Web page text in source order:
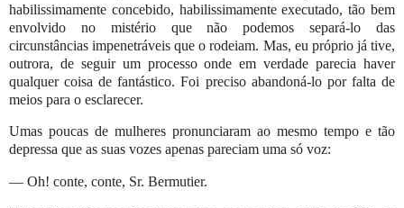
habilissimamente concebido, habilissimamente executado, tão bem
envolvido no mistério que não podemos separá-lo das
circunstâncias impenetráveis que o rodeiam. Mas, eu próprio já tive,
outrora, de seguir um processo onde em verdade parecia haver
qualquer coisa de fantástico. Foi preciso abandoná-lo por falta de
meios para o esclarecer.
Umas poucas de mulheres pronunciaram ao mesmo tempo e tão
depressa que as suas vozes apenas pareciam uma só voz:
— Oh! conte, conte, Sr. Bermutier.